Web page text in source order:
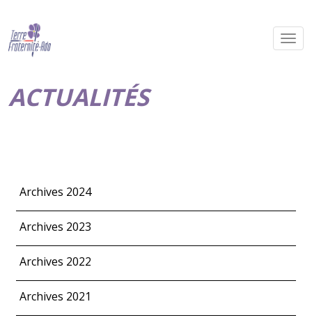
ACTUALITÉS
Archives 2024
Archives 2023
Archives 2022
Archives 2021